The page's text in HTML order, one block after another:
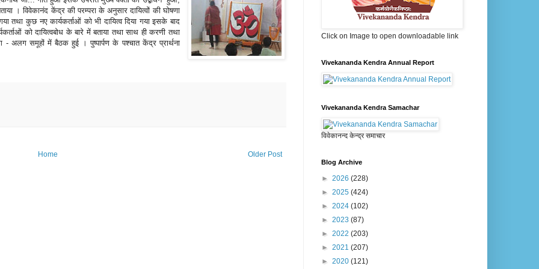
। विवेकानंद केंद्र की परम्परा के अनुसार दायित्वों की घोषणा
तथा कुछ नए कार्यकर्ताओं को भी दायित्व दिया गया इसके बाद
को दायित्वबोध के बारे में बताया तथा साथ ही करणी तथा
अलग समूहों में बैठक हुई । पुष्पार्पण के पश्चात केंद्र प्रार्थना
Older Post
Home
Click on Image to open downloadable link
Vivekananda Kendra Annual Report
Vivekananda Kendra Samachar
विवेकानन्द केन्द्र समाचार
Blog Archive
► 2026 (228)
► 2025 (424)
► 2024 (102)
► 2023 (87)
► 2022 (203)
► 2021 (207)
► 2020 (121)